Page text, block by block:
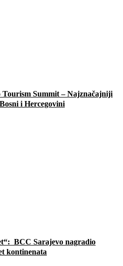
Tourism Summit – Najznačajniji
i Hercegovini
BCC Sarajevo nagradio
kontinenata